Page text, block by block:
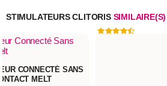
STIMULATEURS CLITORIS
CONNECTÉ SANS
MELT